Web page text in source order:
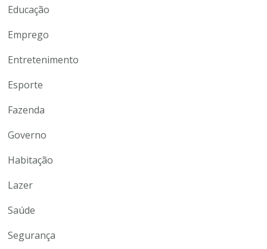
Educação
Emprego
Entretenimento
Esporte
Fazenda
Governo
Habitação
Lazer
Saúde
Segurança